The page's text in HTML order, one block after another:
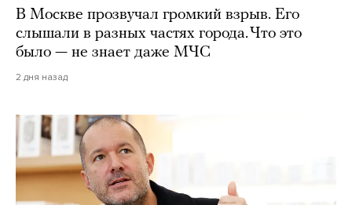
В Москве прозвучал громкий взрыв. Его
слышали в разных частях города. Что это
было — не знает даже МЧС
2 дня назад